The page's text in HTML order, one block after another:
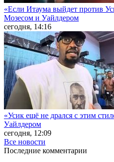
«Если Итаума выйдет против
Мозесом и Уайлдером
сегодня, 14:16
«Усик ещё не дрался с этим
Уайлдером
сегодня, 12:09
Все новости
Последние комментарии